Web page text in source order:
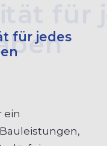
für jedes
ein